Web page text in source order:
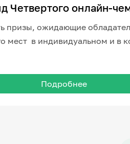
Четвертого онлайн-
призы, ожидающие
мест в индивидуальном и в
Подробнее